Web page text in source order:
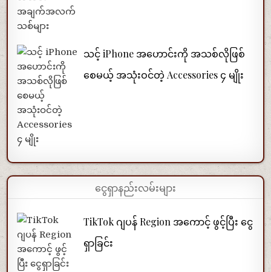
သင့် iPhone အဟောင်းကို အသစ်လိုဖြစ်
စေမယ့် အသုံးဝင်တဲ့ Accessories ၄ မျိုး
ငွေရှာနည်းလမ်းများ
TikTok ဂျပန် Region အကောင့် ဖွင့်ပြီး ငွေ
ရှာခြင်း